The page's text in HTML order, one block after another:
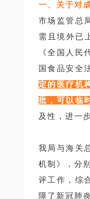
一、关于对
市场监管总
需且境外已
《全国人民
国食品安全
定的医疗机
批，可以临
及性，进一
我局与海关
机制》，分
评工作，综
障了新冠肺